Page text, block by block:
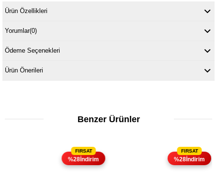
Ürün Özellikleri
Yorumlar(0)
Ödeme Seçenekleri
Ürün Önerileri
Benzer Ürünler
%28İndirim %28İndirim